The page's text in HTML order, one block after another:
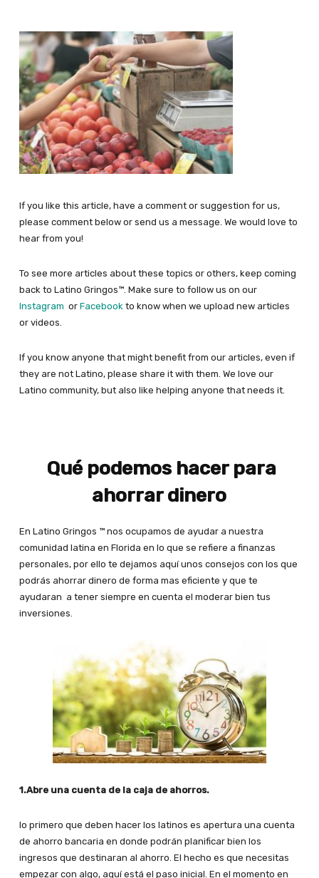
If you like this article, have a comment or suggestion for us,
please comment below or send us a message. We would love to
hear from you!
To see more articles about these topics or others, keep coming
back to Latino Gringos™. Make sure to follow us on our
Instagram or Facebook to know when we upload new articles
or videos.
If you know anyone that might benefit from our articles, even if
they are not Latino, please share it with them. We love our
Latino community, but also like helping anyone that needs it.
Qué podemos hacer para
ahorrar dinero
En Latino Gringos ™ nos ocupamos de ayudar a nuestra
comunidad latina en Florida en lo que se refiere a finanzas
personales, por ello te dejamos aquí unos consejos con los que
podrás ahorrar dinero de forma mas eficiente y que te
ayudaran a tener siempre en cuenta el moderar bien tus
inversiones.
1.Abre una cuenta de la caja de ahorros.
lo primero que deben hacer los latinos es apertura una cuenta
de ahorro bancaria en donde podrán planificar bien los
ingresos que destinaran al ahorro. El hecho es que necesitas
empezar con algo, aquí está el paso inicial. En el momento en